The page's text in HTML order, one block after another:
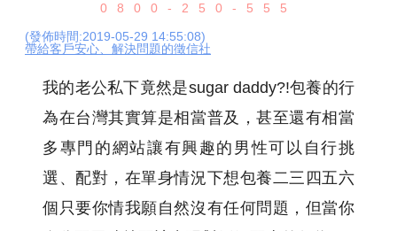
0800-250-555
(發佈時間:2019-05-29 14:55:08)
帶給客戶安心、解決問題的徵信社
我的老公私下竟然是sugar daddy?!包養的行
為在台灣其實算是相當普及，甚至還有相當
多專門的網站讓有興趣的男性可以自行挑
選、配對，在單身情況下想包養二三四五六
個只要你情我願自然沒有任何問題，但當你